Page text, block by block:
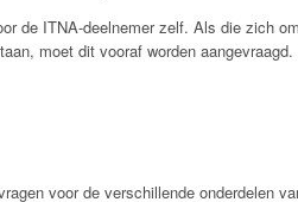
de ITNA-deelnemer zelf. Als die zich
moet dit vooraf worden
voor de verschillende onderdelen